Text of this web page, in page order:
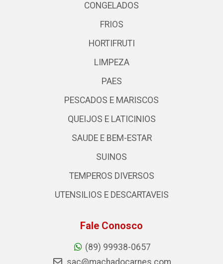
CONGELADOS
FRIOS
HORTIFRUTI
LIMPEZA
PAES
PESCADOS E MARISCOS
QUEIJOS E LATICINIOS
SAUDE E BEM-ESTAR
SUINOS
TEMPEROS DIVERSOS
UTENSILIOS E DESCARTAVEIS
Fale Conosco
(89) 99938-0657